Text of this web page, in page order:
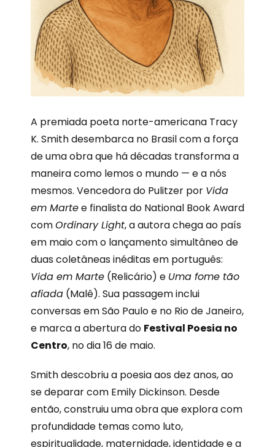
A premiada poeta norte-americana Tracy
K. Smith desembarca no Brasil com a força
de uma obra que há décadas transforma a
maneira como lemos o mundo — e a nós
mesmos. Vencedora do Pulitzer por Vida
em Martee finalista do National Book Award
comOrdinary Light, a autora chega ao país
em maio com o lançamento simultâneo de
duas coletâneas inéditas em português:
Vida em Marte (Relicário) e Uma fome tão
afiada (Malê). Sua passagem inclui
conversas em São Paulo e no Rio de Janeiro,
e marca a abertura do Festival Poesia no
Centro, no dia 16 de maio.
Smith descobriu a poesia aos dez anos, ao
se deparar com Emily Dickinson. Desde
então, construiu uma obra que explora com
profundidade temas como luto,
espiritualidade, maternidade, identidade e a